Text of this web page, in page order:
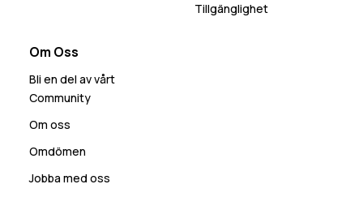
Tillgänglighet
Om Oss
Bli en del av vårt
Community
Om oss
Omdömen
Jobba med oss